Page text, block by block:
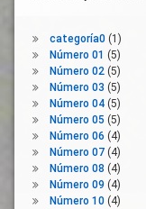
categoría0(1)
Número 01 (5)
Número 02(5)
Número 03 (5)
Número 04(5)
Número 05 (5)
Número 06 (4)
Número 07(4)
Número 08 (4)
Número 09 (4)
Número 10(4)